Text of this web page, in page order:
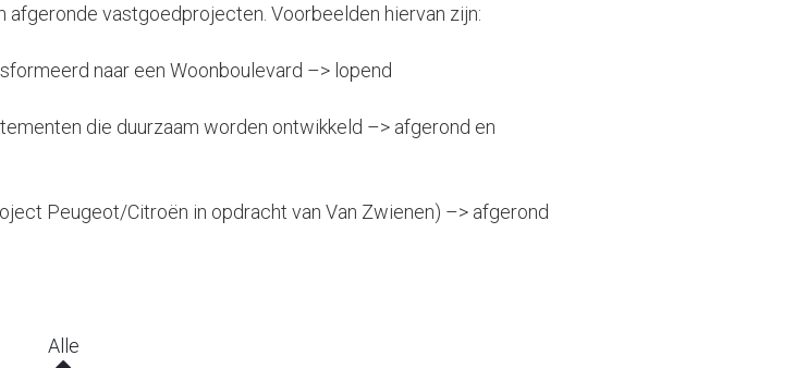
vastgoedprojecten. Voorbeelden hiervan zijn:
naar een Woonboulevard –> lopend
die duurzaam worden ontwikkeld –> afgerond en
Peugeot/Citroën in opdracht van Van Zwienen) –> afgerond
Alle